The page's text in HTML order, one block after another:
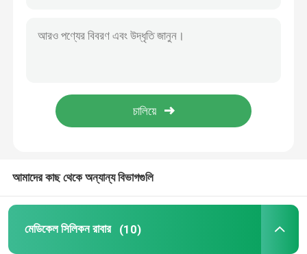
পণ্য
আমাদের কাছ থেকে অন্যান্য বিভাগগুলি
মেডিকেল সিলিকন রাবার (10)